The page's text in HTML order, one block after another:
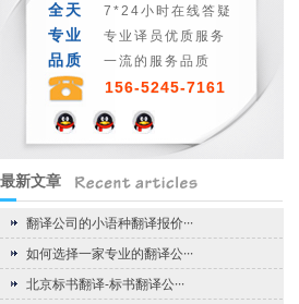
全天 7*24小时在线答疑
专业 专业译员优质服务
品质 一流的服务品质
156-5245-7161
最新文章
翻译公司的小语种翻译报价···
如何选择一家专业的翻译公···
北京标书翻译-标书翻译公···